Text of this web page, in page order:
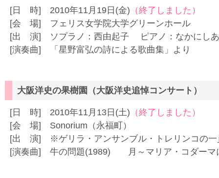
[日 時] 2010年11月19日(金) （終了しました）
[会 場] フェリス女学院大学グリーンホール
[出 演] ソプラノ：西由起子 ピアノ：なかにし
[演奏曲] 「星野富弘の詩による歌曲集」より
大阪洋史の果樹園（大阪洋史追悼コンサート）
[日 時] 2010年11月13日(土) （終了しました）
[会 場] Sonorium（永福町）
[出 演] ※ゲリラ・アンサンブル・トレリンコの一
[演奏曲] 牛の問題(1989) 月～マリア・コダーマ